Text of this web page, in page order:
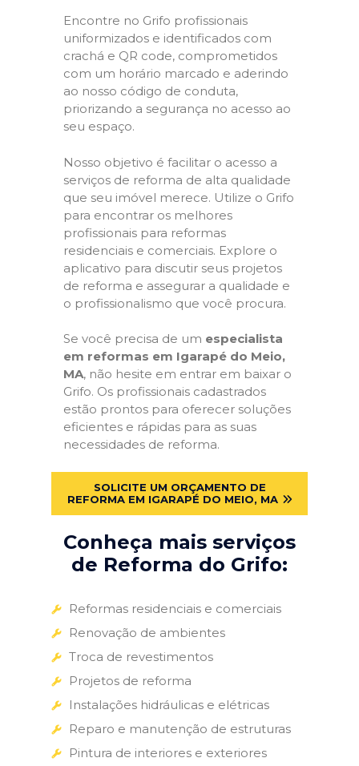
Encontre no Grifo profissionais
uniformizados e identificados com
crachá e QR code, comprometidos
com um horário marcado e aderindo
ao nosso código de conduta,
priorizando a segurança no acesso ao
seu espaço.
Nosso objetivo é facilitar o acesso a
serviços de reforma de alta qualidade
que seu imóvel merece. Utilize o Grifo
para encontrar os melhores
profissionais para reformas
residenciais e comerciais. Explore o
aplicativo para discutir seus projetos
de reforma e assegurar a qualidade e
o profissionalismo que você procura.
Se você precisa de um especialista
em reformas em Igarapé do Meio,
MA, não hesite em entrar em baixar o
Grifo. Os profissionais cadastrados
estão prontos para oferecer soluções
eficientes e rápidas para as suas
necessidades de reforma.
SOLICITE UM ORÇAMENTO DE
REFORMA EM IGARAPÉ DO MEIO, MA
Conheça mais serviços
de Reforma do Grifo:
Reformas residenciais e comerciais
Renovação de ambientes
Troca de revestimentos
Projetos de reforma
Instalações hidráulicas e elétricas
Reparo e manutenção de estruturas
Pintura de interiores e exteriores